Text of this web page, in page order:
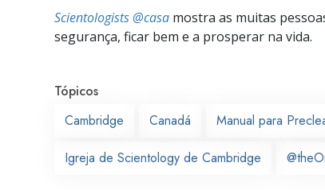
Scientologists @casa mostra as muitas
segurança, ficar bem e a prosperar na vida.
Tópicos
Cambridge
Canadá Manual para
Igreja de Scientology de Cambridge